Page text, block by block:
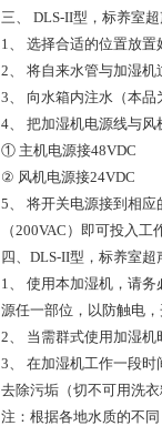
三、 DLS-II型，标养室
1、 选择合适的位置放置
2、 将自来水管与加湿
3、 向水箱内注水（本品
4、 把加湿机电源线与
① 主机电源接48VDC
② 风机电源接24VDC
5、 将开关电源接到相应
（200VAC）即可投入
四、DLS-II型，标养室
1、 使用本加湿机，请
源任一部位，以防触电
2、 当需群式使用加湿
3、 在加湿机工作一段
去除污垢（切不可用洗
注：根据各地水质的不